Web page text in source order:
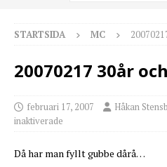
STARTSIDA MC
20070217 30år
februari 17, 2007 Håkan
inaktiverade
Då har man fyllt gubbe dårå…